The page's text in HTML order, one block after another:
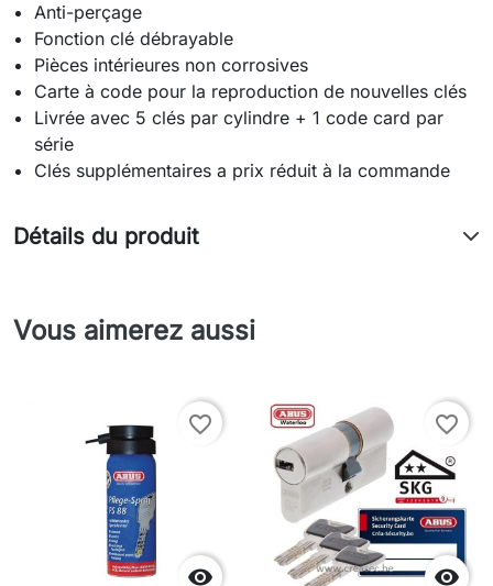
Anti-perçage
Fonction clé débrayable
Pièces intérieures non corrosives
Carte à code pour la reproduction de nouvelles clés
Livrée avec 5 clés par cylindre + 1 code card par
série
Clés supplémentaires a prix réduit à la commande
Détails du produit
Vous aimerez aussi

favorite_border

favorite_border